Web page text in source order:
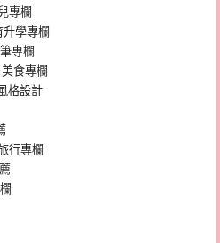
專欄
升學專欄
專欄
食專欄
格設計
行專欄